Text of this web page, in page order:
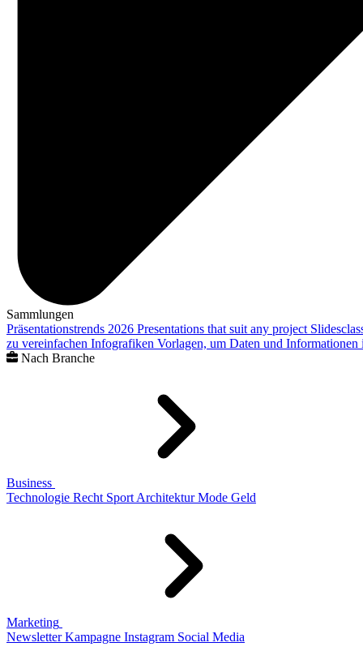
Sammlungen
Präsentationstrends 2026 Presentations that suit any project
zu vereinfachen Infografiken Vorlagen, um Daten und
Nach Branche
Business
Technologie Recht Sport Architektur Mode Geld
Marketing
Newsletter Kampagne Instagram Social Media